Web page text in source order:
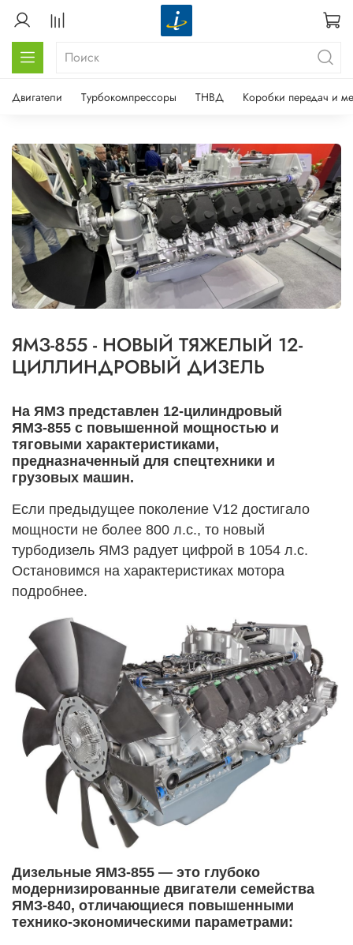
Двигатели Турбокомпрессоры ТНВД Коробки передач и
ЯМЗ-855 - НОВЫЙ ТЯЖЕЛЫЙ 12-
ЦИЛЛИНДРОВЫЙ ДИЗЕЛЬ
На ЯМЗ представлен 12‑цилиндровый
ЯМЗ‑855 с повышенной мощностью и
тяговыми характеристиками,
предназначенный для спецтехники и
грузовых машин.
Если предыдущее поколение V12 достигало
мощности не более 800 л.с., то новый
турбодизель ЯМЗ радует цифрой в 1054 л.с.
Остановимся на характеристиках мотора
подробнее.
Дизельные ЯМЗ-855 — это глубоко
модернизированные двигатели семейства
ЯМЗ-840, отличающиеся повышенными
технико-экономическими параметрами: